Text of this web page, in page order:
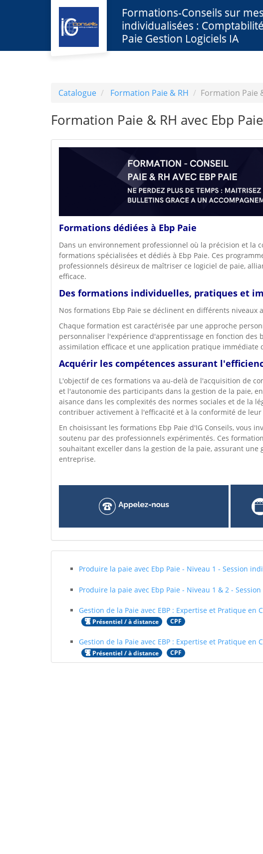
Aller au menu principal
Aller au contenu principal
Personnaliser l'interface
Formations-Conseils sur
individualisées :
Paie Gestion Logiciels IA
Catalogue Formation Paie & RH Formation Paie
Formation Paie & RH avec Ebp Paie
Formations dédiées à Ebp Paie
Dans un environnement professionnel où la précision et la
formations spécialisées et dédiés à Ebp Paie. Ces
professionnels désireux de maîtriser ce logiciel de paie,
efficace.
Des formations individuelles, pratiques et
Nos formations Ebp Paie se déclinent en différents niveaux
Chaque formation est caractérisée par une approche
personnaliser l'expérience d'apprentissage en fonction
assimilation efficace et une application pratique immédiate
Acquérir les compétences assurant
L'objectif de ces formations va au-delà de l'acquisition de
et l'autonomie des participants dans la gestion de la paie,
aisance dans les complexités des normes sociales et de la
contribuer activement à l'efficacité et à la conformité de leur
En choisissant les formations Ebp Paie d'IG Conseils, vous
soutenu par des professionnels expérimentés. Ces
souhaitant exceller dans la gestion de la paie, assurant
entreprise.
Produire la paie avec Ebp Paie - Niveau 1 - Session
Produire la paie avec Ebp Paie - Niveau 1 & 2 -
Gestion de la Paie avec EBP : Expertise et Pratique
Présentiel / à distance CPF
Gestion de la Paie avec EBP : Expertise et Pratique
Présentiel / à distance CPF